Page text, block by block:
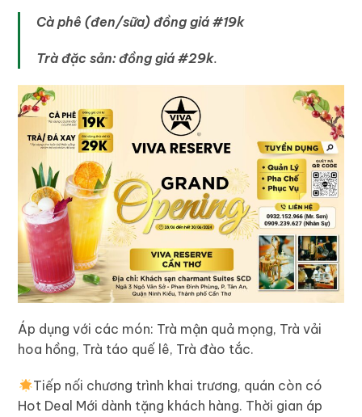
Cà phê (đen/sữa) đồng giá #19k
Trà đặc sản: đồng giá #29k.
Áp dụng với các món: Trà mận quả mọng, Trà vải
hoa hồng, Trà táo quế lê, Trà đào tắc.
Tiếp nối chương trình khai trương, quán còn có
Hot Deal Mới dành tặng khách hàng. Thời gian áp